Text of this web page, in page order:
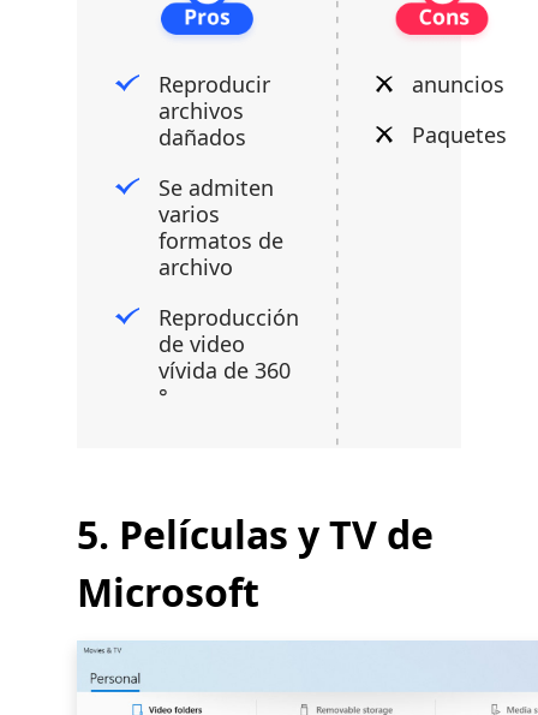
Reproducir
archivos
dañados
Se admiten
varios
formatos de
archivo
Reproducción
de video
vívida de 360 ​​
°
anuncios
Paquetes
5. Películas y TV de
Microsoft